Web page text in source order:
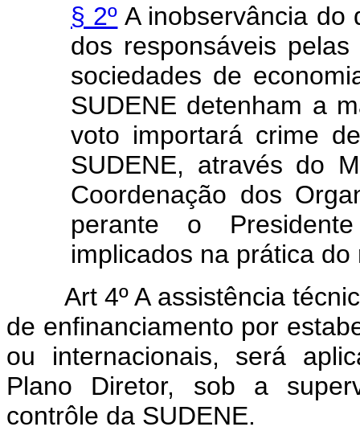
§ 2º A inobservância do
dos responsáveis
sociedades de
SUDENE detenham a
voto importará crime
SUDENE, através do
Coordenação dos
perante o
implicados na prática
Art 4º A assistência
de enfinanciamento por
ou internacionais, será
Plano Diretor, sob a
contrôle da SUDENE.